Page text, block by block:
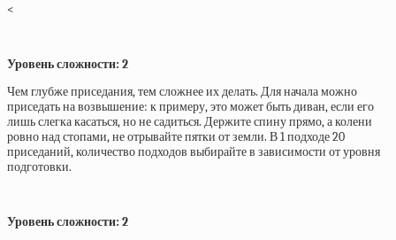
<
Уровень сложности: 2
Чем глубже приседания, тем сложнее их делать. Для начала можно
приседать на возвышение: к примеру, это может быть диван, если его
лишь слегка касаться, но не садиться. Держите спину прямо, а колени
ровно над стопами, не отрывайте пятки от земли. В 1 подходе 20
приседаний, количество подходов выбирайте в зависимости от уровня
подготовки.
Уровень сложности: 2